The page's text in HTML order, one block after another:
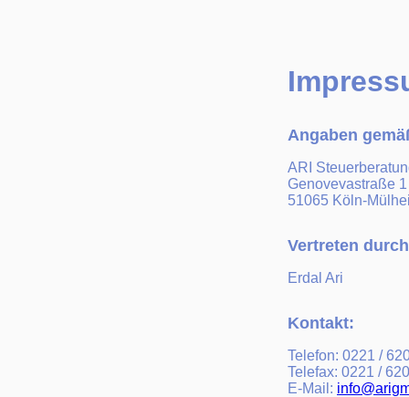
Angaben
ARI
Genovevastraße 1
51065 Köln-
Vertreten
Erdal Ari
Kontakt:
Telefon: 0221 /
Telefax: 0221 /
E-Mail: